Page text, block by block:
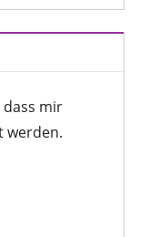
mir
werden.